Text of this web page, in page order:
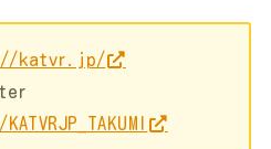
katvr.jp/